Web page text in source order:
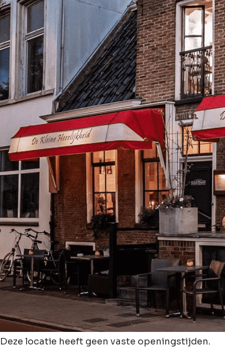
Deze locatie heeft geen vaste openingstijden.